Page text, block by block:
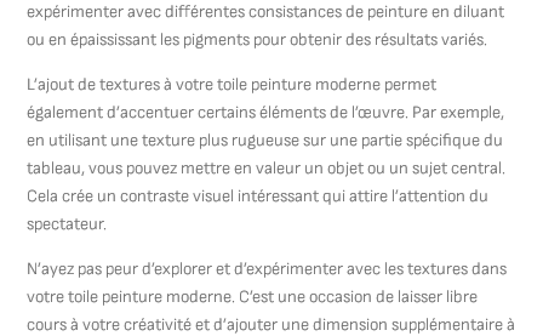
expérimenter avec différentes consistances de peinture en diluant
ou en épaississant les pigments pour obtenir des résultats variés.
L’ajout de textures à votre toile peinture moderne permet
également d’accentuer certains éléments de l’œuvre. Par exemple,
en utilisant une texture plus rugueuse sur une partie spécifique du
tableau, vous pouvez mettre en valeur un objet ou un sujet central.
Cela crée un contraste visuel intéressant qui attire l’attention du
spectateur.
N’ayez pas peur d’explorer et d’expérimenter avec les textures dans
votre toile peinture moderne. C’est une occasion de laisser libre
cours à votre créativité et d’ajouter une dimension supplémentaire à